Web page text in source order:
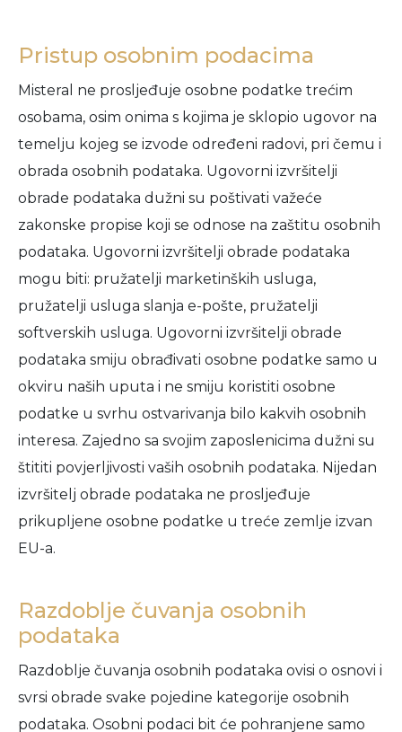
Pristup osobnim podacima
Misteral ne prosljeđuje osobne podatke trećim
osobama, osim onima s kojima je sklopio ugovor na
temelju kojeg se izvode određeni radovi, pri čemu i
obrada osobnih podataka. Ugovorni izvršitelji
obrade podataka dužni su poštivati važeće
zakonske propise koji se odnose na zaštitu osobnih
podataka. Ugovorni izvršitelji obrade podataka
mogu biti: pružatelji marketinških usluga,
pružatelji usluga slanja e-pošte, pružatelji
softverskih usluga. Ugovorni izvršitelji obrade
podataka smiju obrađivati osobne podatke samo u
okviru naših uputa i ne smiju koristiti osobne
podatke u svrhu ostvarivanja bilo kakvih osobnih
interesa. Zajedno sa svojim zaposlenicima dužni su
štititi povjerljivosti vaših osobnih podataka. Nijedan
izvršitelj obrade podataka ne prosljeđuje
prikupljene osobne podatke u treće zemlje izvan
EU-a.
Razdoblje čuvanja osobnih
podataka
Razdoblje čuvanja osobnih podataka ovisi o osnovi i
svrsi obrade svake pojedine kategorije osobnih
podataka. Osobni podaci bit će pohranjene samo